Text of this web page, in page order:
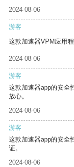
2024-08-06
游客
这款加速器VPM应用
2024-08-06
游客
这款加速器app的安全
放心。
2024-08-06
游客
这款加速器app的安全
证。
2024-08-06